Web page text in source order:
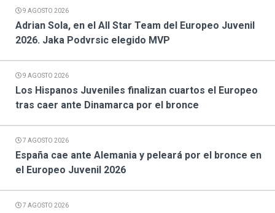
9 AGOSTO 2026
Adrian Sola, en el All Star Team del Europeo Juvenil
2026. Jaka Podvrsic elegido MVP
9 AGOSTO 2026
Los Hispanos Juveniles finalizan cuartos el Europeo
tras caer ante Dinamarca por el bronce
7 AGOSTO 2026
España cae ante Alemania y peleará por el bronce en
el Europeo Juvenil 2026
7 AGOSTO 2026